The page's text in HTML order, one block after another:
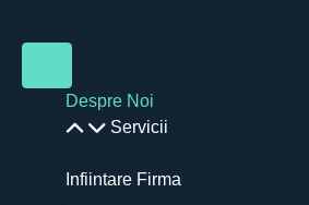
Despre Noi
Servicii
Infiintare Firma